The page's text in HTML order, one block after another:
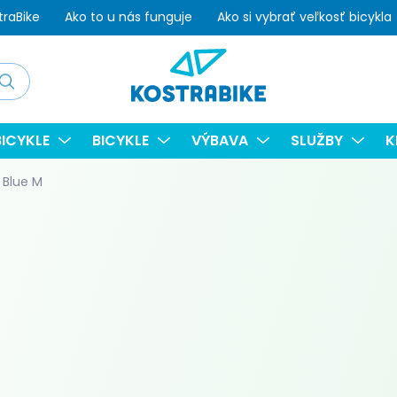
Ako to u nás funguje Ako si vybrať veľkosť bicykla
BICYKLE VÝBAVA SLUŽBY
M